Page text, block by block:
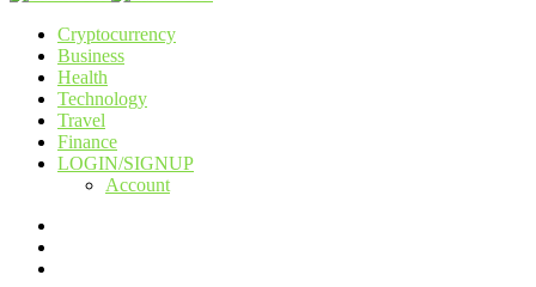
Cryptocurrency
Business
Health
Technology
Travel
Finance
LOGIN/SIGNUP
Account